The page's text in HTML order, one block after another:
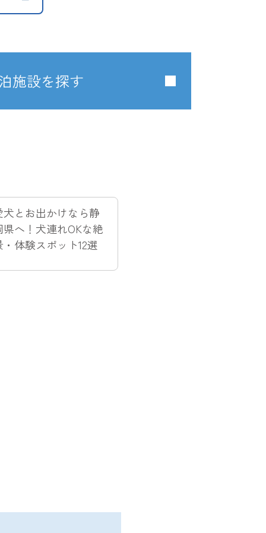
施設を探す
犬とお出かけなら静
県へ！犬連れOKな絶
・体験スポット12選